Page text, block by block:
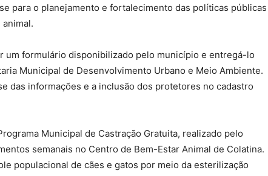
para o planejamento e fortalecimento das políticas públicas
um formulário disponibilizado pelo município e entregá-lo
Municipal de Desenvolvimento Urbano e Meio Ambiente.
das informações e a inclusão dos protetores no cadastro
Municipal de Castração Gratuita, realizado pelo
semanais no Centro de Bem-Estar Animal de Colatina.
populacional de cães e gatos por meio da esterilização